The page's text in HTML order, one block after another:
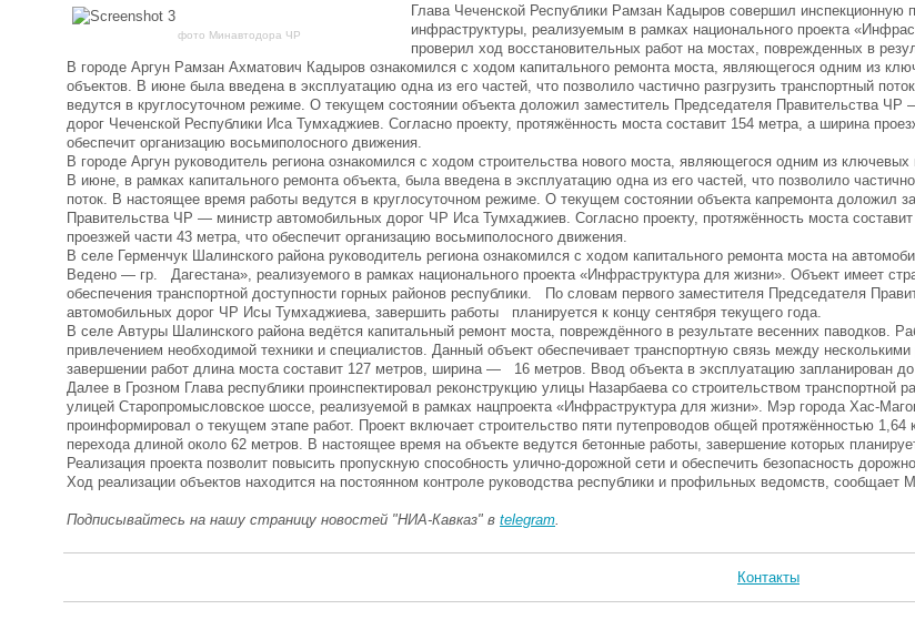
фото Минавтодора ЧР
Глава Чеченской Республики Рамзан Кадыров совершил инспекционную
инфраструктуры, реализуемым в рамках национального проекта
проверил ход восстановительных работ на мостах, поврежденных в
В городе Аргун Рамзан Ахматович Кадыров ознакомился с ходом капитального ремонта моста, являющегося одним из
объектов. В июне была введена в эксплуатацию одна из его частей, что позволило частично разгрузить транспортный
ведутся в круглосуточном режиме. О текущем состоянии объекта доложил заместитель Председателя Правительства ЧР
дорог Чеченской Республики Иса Тумхаджиев. Согласно проекту, протяжённость моста составит 154 метра, а ширина
обеспечит организацию восьмиполосного движения.
В городе Аргун руководитель региона ознакомился с ходом строительства нового моста, являющегося одним из ключевых
В июне, в рамках капитального ремонта объекта, была введена в эксплуатацию одна из его частей, что позволило
поток. В настоящее время работы ведутся в круглосуточном режиме. О текущем состоянии объекта капремонта доложил
Правительства ЧР — министр автомобильных дорог ЧР Иса Тумхаджиев. Согласно проекту, протяжённость моста
проезжей части 43 метра, что обеспечит организацию восьмиполосного движения.
В селе Герменчук Шалинского района руководитель региона ознакомился с ходом капитального ремонта моста на
Ведено — гр. Дагестана», реализуемого в рамках национального проекта «Инфраструктура для жизни». Объект имеет
обеспечения транспортной доступности горных районов республики. По словам первого заместителя Председателя
автомобильных дорог ЧР Исы Тумхаджиева, завершить работы планируется к концу сентября текущего года.
В селе Автуры Шалинского района ведётся капитальный ремонт моста, повреждённого в результате весенних паводков.
привлечением необходимой техники и специалистов. Данный объект обеспечивает транспортную связь между
завершении работ длина моста составит 127 метров, ширина — 16 метров. Ввод объекта в эксплуатацию запланирован до
Далее в Грозном Глава республики проинспектировал реконструкцию улицы Назарбаева со строительством транспортной
улицей Старопромысловское шоссе, реализуемой в рамках нацпроекта «Инфраструктура для жизни». Мэр города Хас-
проинформировал о текущем этапе работ. Проект включает строительство пяти путепроводов общей протяжённостью 1,64
перехода длиной около 62 метров. В настоящее время на объекте ведутся бетонные работы, завершение которых
Реализация проекта позволит повысить пропускную способность улично-дорожной сети и обеспечить безопасность
Ход реализации объектов находится на постоянном контроле руководства республики и профильных ведомств, сообщает
Подписывайтесь на нашу страницу новостей "НИА-Кавказ" в telegram
Контакты